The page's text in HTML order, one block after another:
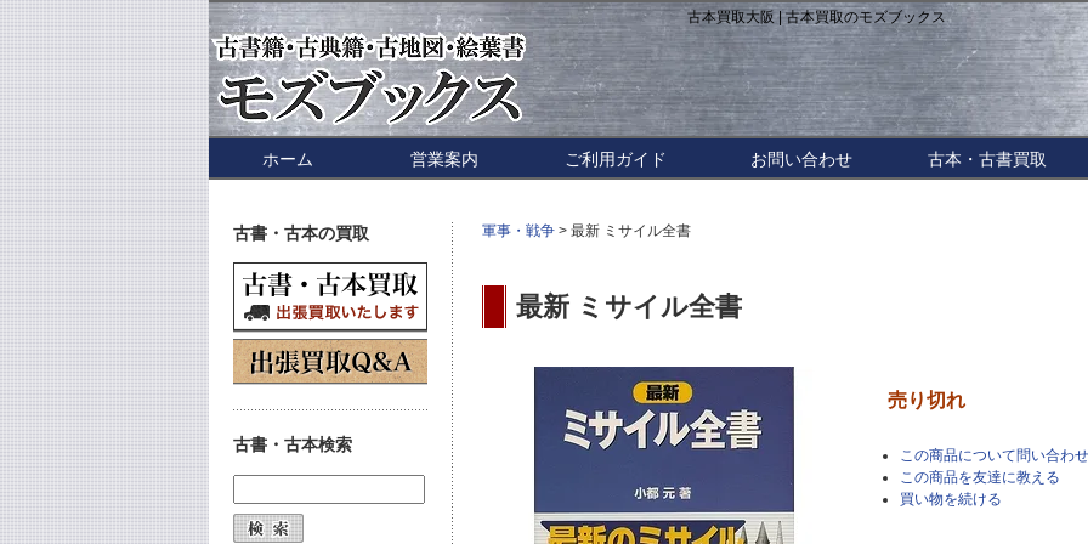
古本買取大阪 | 古本買取のモズブックス
ホーム 営業案内 ご利用ガイド お問い合わせ 古本・古書買取
軍事・戦争 > 最新 ミサイル全書
最新 ミサイル全書
売り切れ
この商品について問い合わ
この商品を友達に教える
買い物を続ける
古書・古本の買取
古書・古本検索